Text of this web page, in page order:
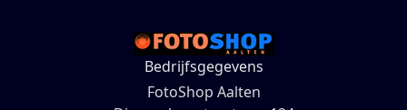
Bedrijfsgegevens
FotoShop Aalten